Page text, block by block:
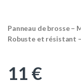
Panneau de brosse –
Robuste et résistant
11 €